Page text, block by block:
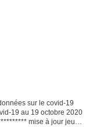
sur le covid-19
19 au 19 octobre 2020
mise à jour jeudi